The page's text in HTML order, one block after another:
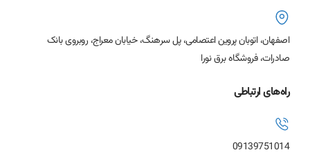
اصفهان، اتوبان پروین اعتصامی، پل سرهنگ، خیابان معراج، روبروی بانک
صادرات، فروشگاه برق نورا
راه‌های ارتباطی
09139751014